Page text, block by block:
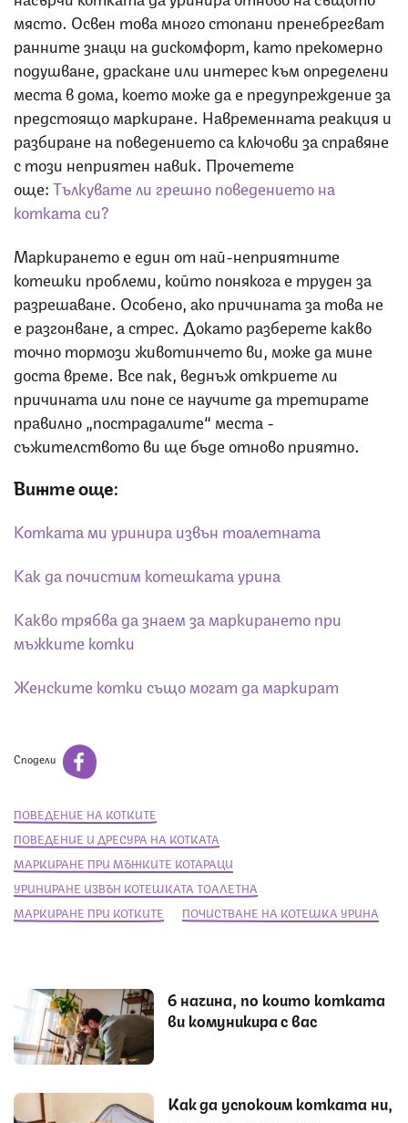
място. Освен това много стопани пренебрегват
ранните знаци на дискомфорт, като прекомерно
подушване, драскане или интерес към определени
места в дома, което може да е предупреждение за
предстоящо маркиране. Навременната реакция и
разбиране на поведението са ключови за справяне
с този неприятен навик. Прочетете
още:Тълкувате ли грешно поведението на
котката си?
Маркирането е един от най-неприятните
котешки проблеми, който понякога е труден за
разрешаване. Особено, ако причината за това не
е разгонване, а стрес. Докато разберете какво
точно тормози животинчето ви, може да мине
доста време. Все пак, веднъж откриете ли
причината или поне се научите да третирате
правилно „пострадалите“ места -
съжителството ви ще бъде отново приятно.
Вижте още:
Котката ми уринира извън тоалетната
Как да почистим котешката урина
Какво трябва да знаем за маркирането при
мъжките котки
Женските котки също могат да маркират
Сподели
ПОВЕДЕНИЕ НА КОТКИТЕ
ПОВЕДЕНИЕ И ДРЕСУРА НА КОТКАТА
МАРКИРАНЕ ПРИ МЪЖКИТЕ КОТАРАЦИ
УРИНИРАНЕ ИЗВЪН КОТЕШКАТА ТОАЛЕТНА
МАРКИРАНЕ ПРИ КОТКИТЕ
ПОЧИСТВАНЕ НА КОТЕШКА УРИНА
6 начина, по които котката
ви комуникира с вас
Как да успокоим котката ни,